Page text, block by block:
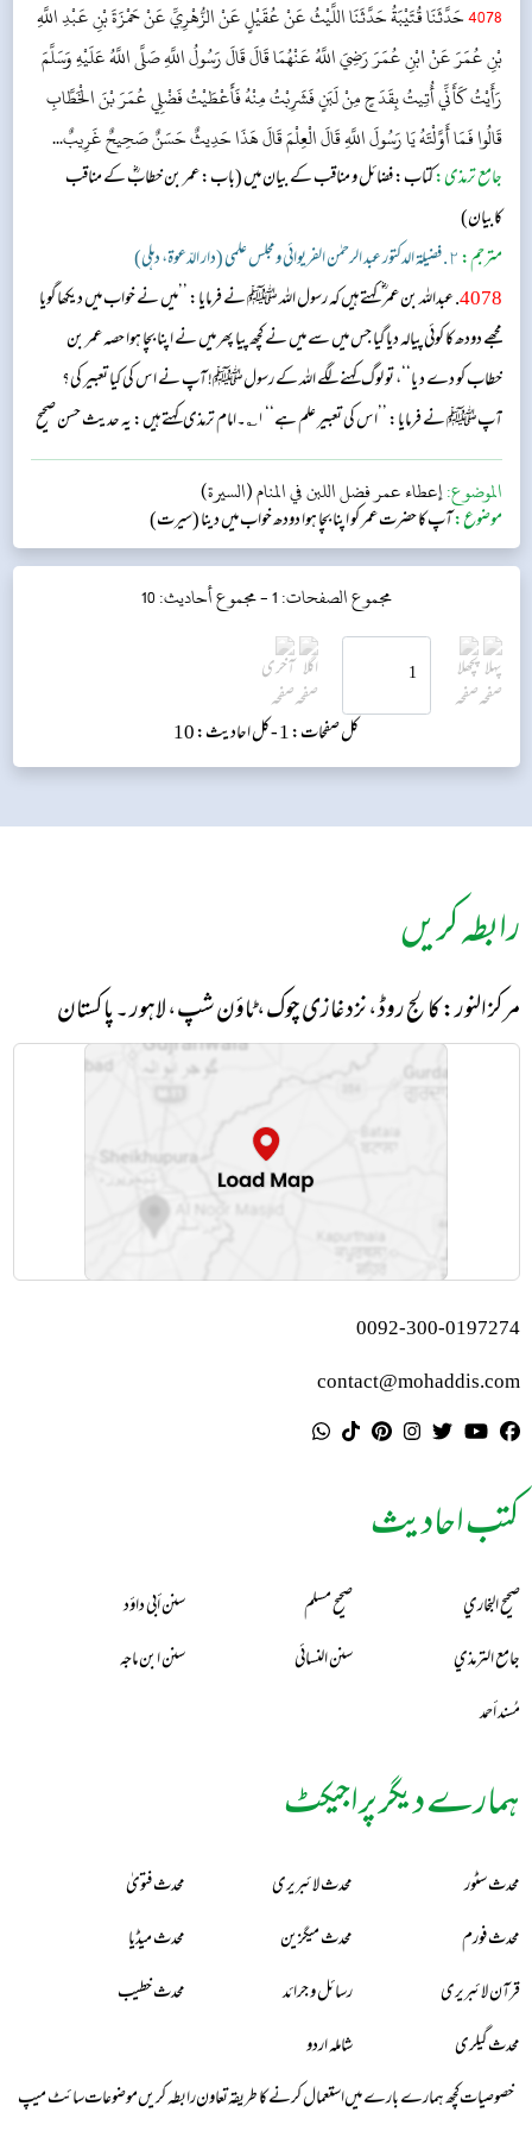
4078حَدَّثَنَا قُتَيْبَةُ حَدَّثَنَا اللَّيْثُ عَنْ عُقَيْلٍ عَنْ الزُّهْرِيِّ عَنْ حَمْزَةَ بْنِ عَبْدِ اللَّهِ
بْنِ عُمَرَ عَنْ ابْنِ عُمَرَ رَضِيَ اللَّهُ عَنْهُمَا قَالَ قَالَ رَسُولُ اللَّهِ صَلَّى اللَّهُ عَلَيْهِ وَسَلَّمَ
رَأَيْتُ كَأَنِّي أُتِيتُ بِقَدَحٍ مِنْ لَبَنٍ فَشَرِبْتُ مِنْهُ فَأَعْطَيْتُ فَضْلِي عُمَرَ بْنَ الْخَطَّابِ
قَالُوا فَمَا أَوَّلْتَهُ يَا رَسُولَ اللَّهِ قَالَ الْعِلْمَ قَالَ هَذَا حَدِيثٌ حَسَنٌ صَحِيحٌ غَرِيبٌ...
جامع ترمذی:كتاب: فضائل و مناقب کے بیان میں(باب: عمر بن خطابؓ کے مناقب
کابیان​)
مترجم:٢. فضيلة الدكتور عبد الرحمٰن الفريوائي ومجلس علمي (دار الدّعوة، دهلي)
4078 . عبداللہ بن عمر ؓ کہتے ہیں کہ رسول اللہ ﷺ نے فرمایا: ’’میں نے خواب میں دیکھا گویا
مجھے دودھ کا کوئی پیالہ دیا گیا جس میں سے میں نے کچھ پیا پھر میں نے اپنا بچا ہوا حصہ عمر بن
خطاب کو دے د یا‘‘، تو لوگ کہنے لگے اللہ کے رسولﷺ! آپ نے اس کی کیا تعبیر کی؟
آپﷺ نے فرمایا: ’’اس کی تعبیر علم ہے‘‘۱؎۔امام ترمذی کہتے ہیں: یہ حدیث حسن صحیح
غریب ہے۔...
الموضوع:إعطاء عمر فضل اللبن في المنام (السيرة)
موضوع:آپ کا حضرت عمر کو اپنا بچا ہوا دودھ خواب میں دینا (سیرت)
مجموع الصفحات: 1 - مجموع أحاديث: 10
کل صفحات: 1 - کل احادیث: 10
رابطہ کریں
مرکز النور: کالج روڈ، نزد غازی چوک، ٹاؤن شپ، لاہور ۔ پاکستان
0092-300-0197274
contact@mohaddis.com
کتب احادیث
صحيح البخاري صحيح مسلم
سنن أبي داؤد
جامع الترمذي
سنن النسائي
سنن ابن ماجه
مُسند أحمد
ہمارے دیگر پراجیکٹ
محدث سٹور محدث لائبریری
محدث فتویٰ
محدث فورم
محدث میگزین
محدث میڈیا
قرآن لائبریری
رسائل و جرائد
محدث خطیب
محدث گیلری
شاملہ اردو
خصوصیاتکچھ ہمارے بارے میںاستعمال کرنے کا طریقہتعاونرابطہ کریںموضوعاتسائٹ میپ